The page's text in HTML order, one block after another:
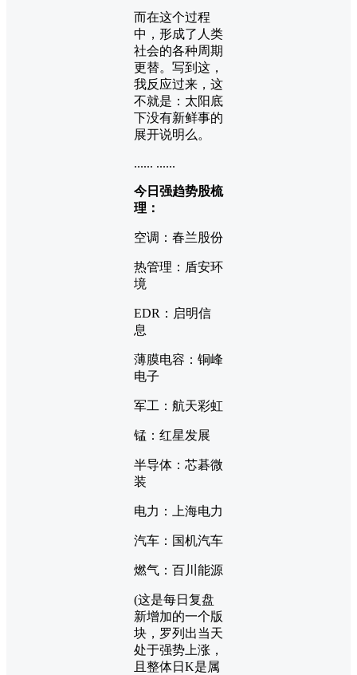
而在这个过程
中，形成了人类
社会的各种周期
更替。写到这，
我反应过来，这
不就是：太阳底
下没有新鲜事的
展开说明么。
...... ......
今日强趋势股梳
理：
空调：春兰股份
热管理：盾安环
境
EDR：启明信
息
薄膜电容：铜峰
电子
军工：航天彩虹
锰：红星发展
半导体：芯碁微
装
电力：上海电力
汽车：国机汽车
燃气：百川能源
(这是每日复盘
新增加的一个版
块，罗列出当天
处于强势上涨，
且整体日K是属